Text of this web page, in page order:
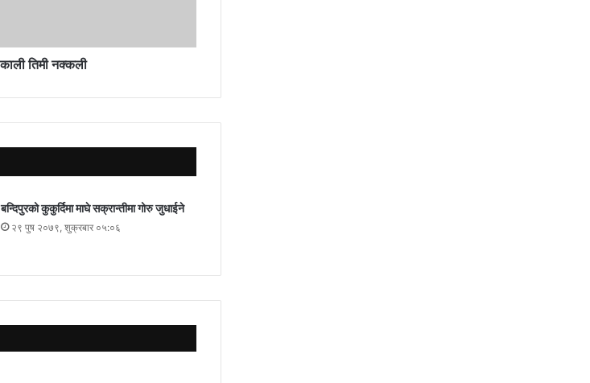
काली तिमी नक्कली
बन्दिपुरको कुकुर्दिमा माघे सक्रान्तीमा गोरु जुधाईने
२९ पुष २०७९, शुक्रबार ०५:०६